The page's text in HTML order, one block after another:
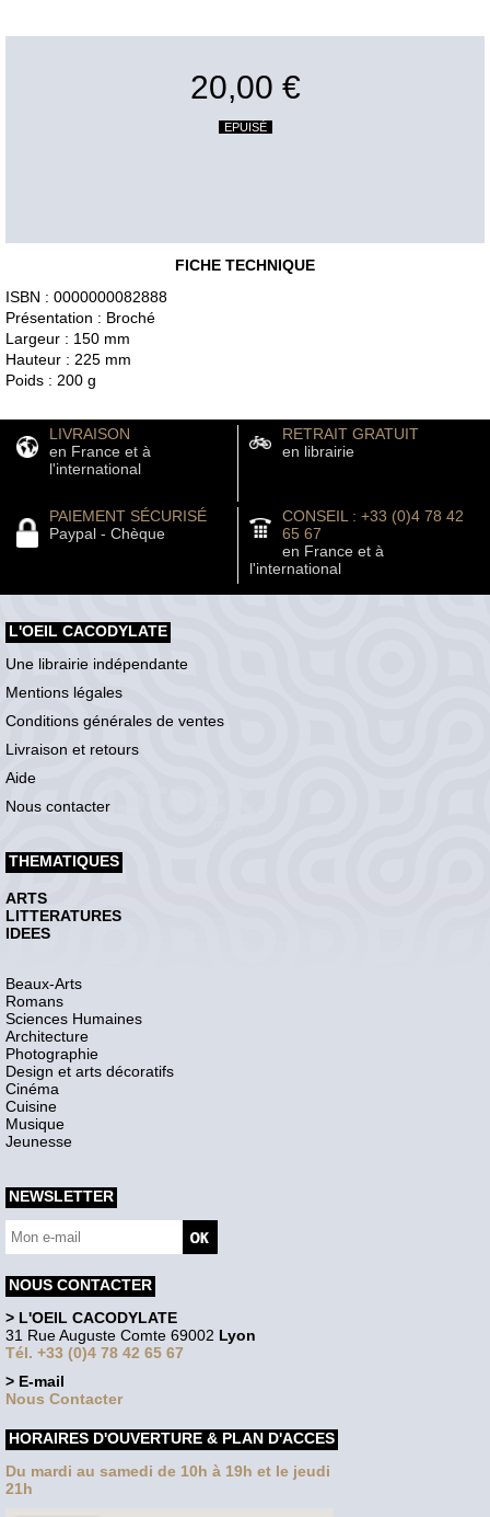
20,00 €
EPUISÉ
FICHE TECHNIQUE
ISBN : 0000000082888
Présentation : Broché
Largeur : 150 mm
Hauteur : 225 mm
Poids : 200 g
LIVRAISON
en France et à
l'international
RETRAIT GRATUIT
en librairie
PAIEMENT SÉCURISÉ
Paypal - Chèque
CONSEIL : +33 (0)4 78 42
65 67
en France et à
l'international
L'OEIL CACODYLATE
Une librairie indépendante
Mentions légales
Conditions générales de ventes
Livraison et retours
Aide
Nous contacter
THEMATIQUES
ARTS
LITTERATURES
IDEES
Beaux-Arts
Romans
Sciences Humaines
Architecture
Photographie
Design et arts décoratifs
Cinéma
Cuisine
Musique
Jeunesse
NEWSLETTER
NOUS CONTACTER
> L'OEIL CACODYLATE
31 Rue Auguste Comte 69002 Lyon
Tél. +33 (0)4 78 42 65 67
> E-mail
Nous Contacter
HORAIRES D'OUVERTURE & PLAN D'ACCES
Du mardi au samedi de 10h à 19h et le jeudi
21h